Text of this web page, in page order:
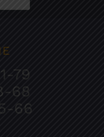
79
68
66